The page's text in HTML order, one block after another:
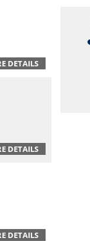
DETAILS
DETAILS
DETAILS